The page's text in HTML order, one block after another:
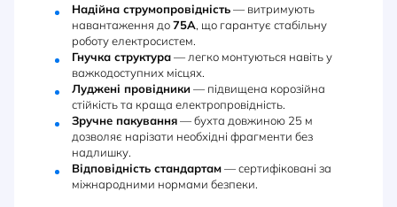
Надійна струмопровідність— витримують
навантаження до75А, що гарантує стабільну
роботу електросистем.
Гнучка структура— легко монтуються навіть у
важкодоступних місцях.
Луджені провідники — підвищена корозійна
стійкість та краща електропровідність.
Зручне пакування— бухта довжиною 25 м
дозволяє нарізати необхідні фрагменти без
надлишку.
Відповідність стандартам— сертифіковані за
міжнародними нормами безпеки.